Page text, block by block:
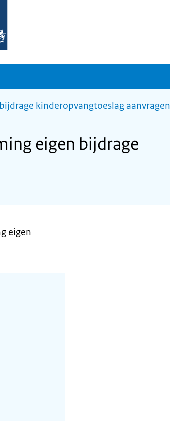
kinderopvangtoeslag aanvragen
eigen bijdrage
eigen